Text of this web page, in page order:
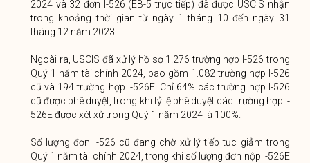
2024 và 32 đơn I-526 (EB-5 trực tiếp) đã được USCIS nhận
trong khoảng thời gian từ ngày 1 tháng 10 đến ngày 31
tháng 12 năm 2023.
Ngoài ra, USCIS đã xử lý hồ sơ 1.276 trường hợp I-526 trong
Quý 1 năm tài chính 2024, bao gồm 1.082 trường hợp I-526
cũ và 194 trường hợp I-526E. Chỉ 64% các trường hợp I-526
cũ được phê duyệt, trong khi tỷ lệ phê duyệt các trường hợp I-
526E được xét xử trong Quý 1 năm 2024 là 100%.
Số lượng đơn I-526 cũ đang chờ xử lý tiếp tục giảm trong
Quý 1 năm tài chính 2024, trong khi số lượng đơn nộp I-526E